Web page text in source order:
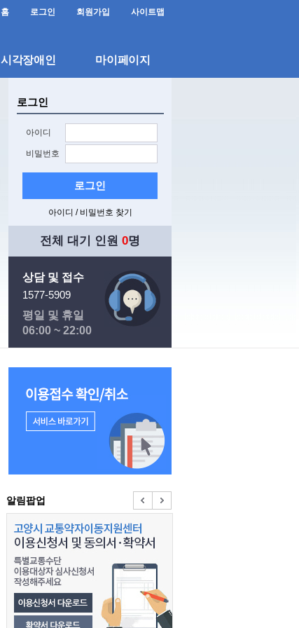
홈 로그인 회원가입 사이트맵
시각장애인 마이페이지
로그인
아이디
비밀번호
로그인
아이디 / 비밀번호 찾기
전체 대기 인원 0명
상담 및 접수
1577-5909
평일 및 휴일
06:00 ~ 22:00
알림팝업